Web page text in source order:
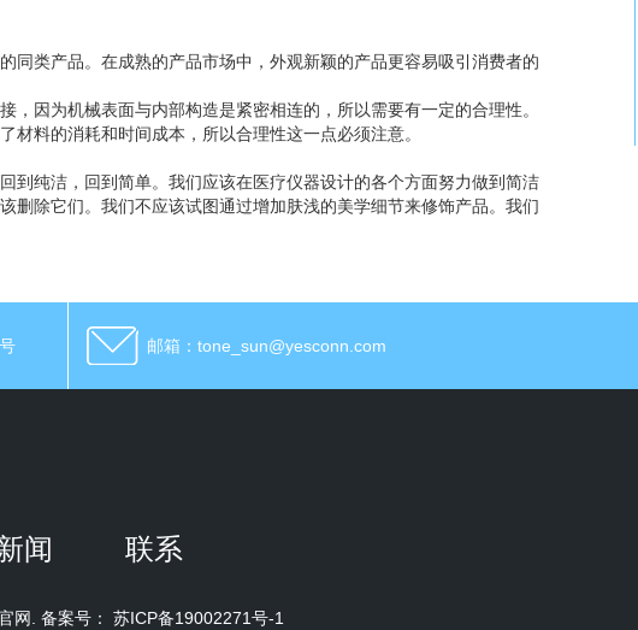
同类产品。在成熟的产品市场中，外观新颖的产品更容易吸引消费者的
因为机械表面与内部构造是紧密相连的，所以需要有一定的合理性。
料的消耗和时间成本，所以合理性这一点必须注意。
到纯洁，回到简单。我们应该在医疗仪器设计的各个方面努力做到简洁
删除它们。我们不应该试图通过增加肤浅的美学细节来修饰产品。我们
邮箱：tone_sun@yesconn.com
闻 联系
网. 备案号： 苏ICP备19002271号-1